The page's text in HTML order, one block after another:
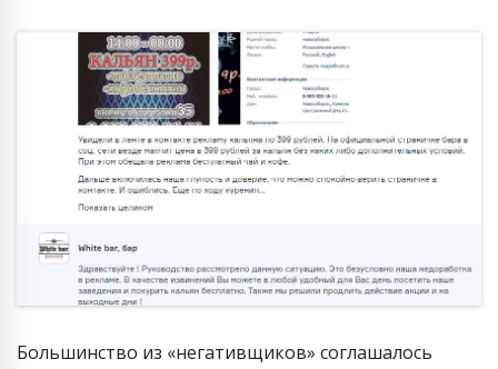
Большинство из «негативщиков» соглашалось